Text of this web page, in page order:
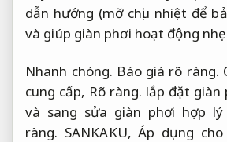
dẫn hướng (mỡ chịu nhiệt để
và giúp giàn phơi hoạt động
Nhanh chóng. Báo giá rõ ràng.
cung cấp, Rõ ràng. lắp đặt giàn
và sang sửa giàn phơi hợp lý
ràng. SANKAKU,Áp dụng